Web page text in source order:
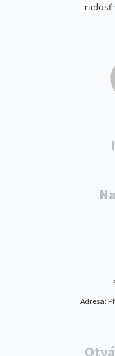
radosť
Adresa: